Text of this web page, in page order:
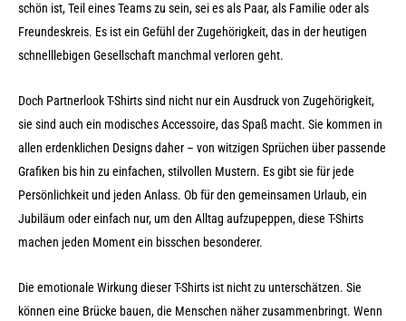
schön ist, Teil eines Teams zu sein, sei es als Paar, als Familie oder als
Freundeskreis. Es ist ein Gefühl der Zugehörigkeit, das in der heutigen
schnelllebigen Gesellschaft manchmal verloren geht.
Doch Partnerlook T-Shirts sind nicht nur ein Ausdruck von Zugehörigkeit,
sie sind auch ein modisches Accessoire, das Spaß macht. Sie kommen in
allen erdenklichen Designs daher – von witzigen Sprüchen über passende
Grafiken bis hin zu einfachen, stilvollen Mustern. Es gibt sie für jede
Persönlichkeit und jeden Anlass. Ob für den gemeinsamen Urlaub, ein
Jubiläum oder einfach nur, um den Alltag aufzupeppen, diese T-Shirts
machen jeden Moment ein bisschen besonderer.
Die emotionale Wirkung dieser T-Shirts ist nicht zu unterschätzen. Sie
können eine Brücke bauen, die Menschen näher zusammenbringt. Wenn